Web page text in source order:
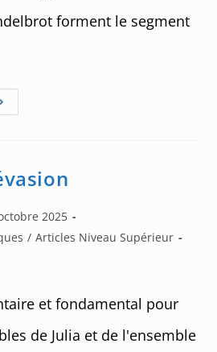
forment le segment
Les
2025
/ Articles Niveau Supérieur
et fondamental pour
de Julia et de l'ensemble